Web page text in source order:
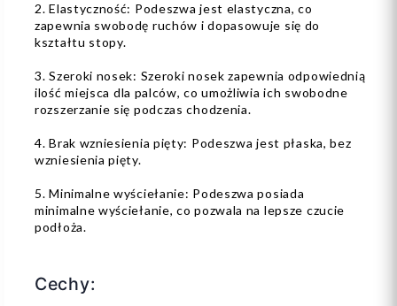
2. Elastyczność: Podeszwa jest elastyczna, co
zapewnia swobodę ruchów i dopasowuje się do
kształtu stopy.
3. Szeroki nosek: Szeroki nosek zapewnia odpowiednią
ilość miejsca dla palców, co umożliwia ich swobodne
rozszerzanie się podczas chodzenia.
4. Brak wzniesienia pięty: Podeszwa jest płaska, bez
wzniesienia pięty.
5. Minimalne wyściełanie: Podeszwa posiada
minimalne wyściełanie, co pozwala na lepsze czucie
podłoża.
Cechy: